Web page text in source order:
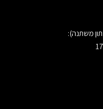
משתנה):